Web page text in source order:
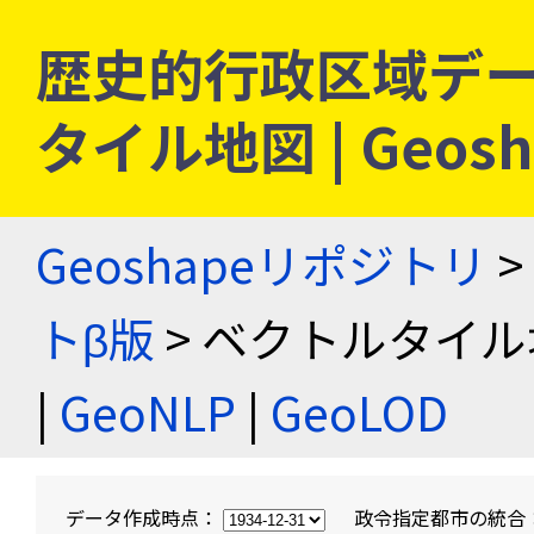
歴史的行政区域デ
タイル地図 |
Geoshapeリポジトリ >
トβ版 > ベクトルタイ
| GeoNLP | GeoLOD
データ作成時点： 政令指定都市の統